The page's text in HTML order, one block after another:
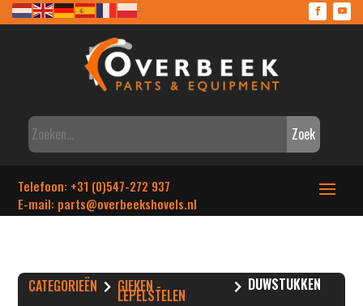
Zoek
Telefoon: +31 (0)547-272 937
E-mail: parts@overbeekshovels.nl
CATEGORIEËN GIEKEN -
LEPELSTELEN
DUWSTUKKEN